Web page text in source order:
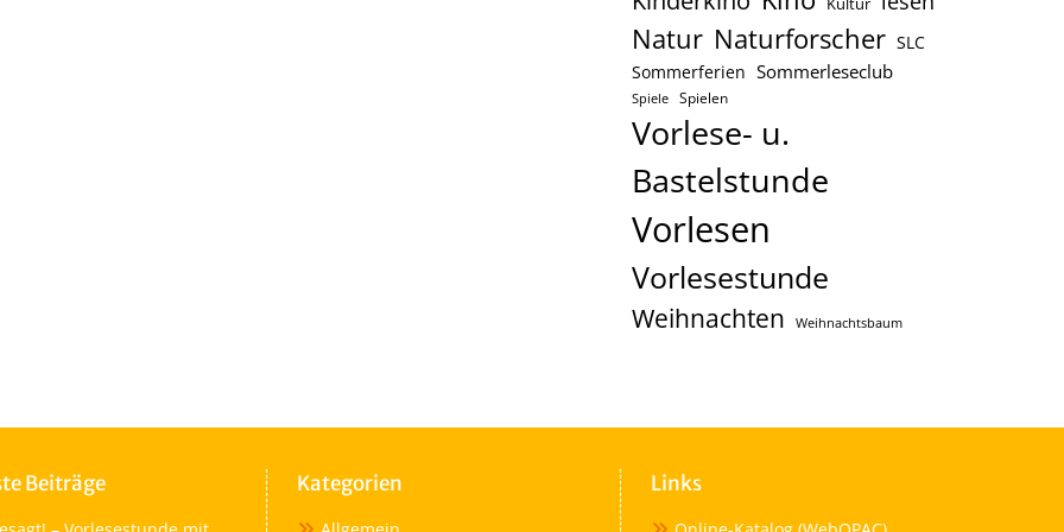
Natur Naturforscher SLC
Sommerferien Sommerleseclub
Spiele Spielen
Vorlese- u.
Bastelstunde
Vorlesen
Vorlesestunde
Weihnachten Weihnachtsbaum
Beiträge Kategorien Links